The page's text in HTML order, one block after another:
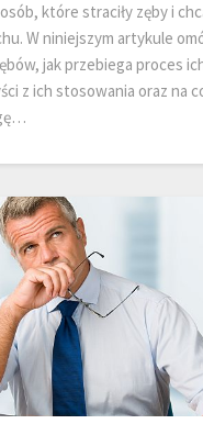
które straciły zęby i
W niniejszym artykule
jak przebiega proces
z ich stosowania oraz na